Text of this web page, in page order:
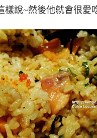
樣說~然後他就會很愛